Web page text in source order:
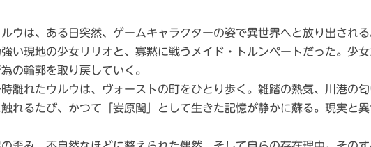
ウは、ある日突然、ゲームキャラクターの姿で異世界へと放り出され
い現地の少女リリオと、寡黙に戦うメイド・トルンペートだった。少
の輪郭を取り戻していく。
離れたウルウは、ヴォーストの町をひとり歩く。雑踏の熱気、川港の
るたび、かつて「妛原閠」として生きた記憶が静かに蘇る。現実と